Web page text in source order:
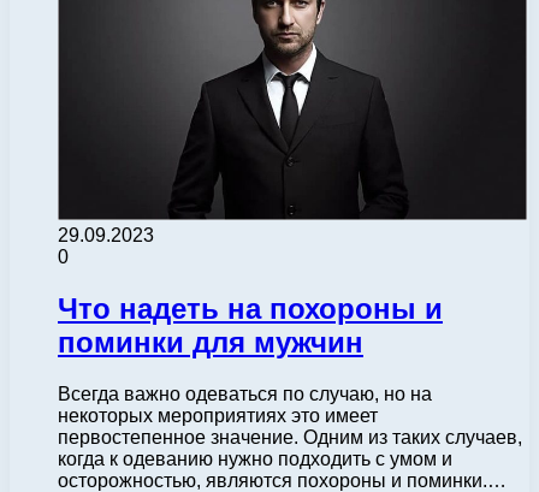
29.09.2023
0
Что надеть на похороны и
поминки для мужчин
Всегда важно одеваться по случаю, но на
некоторых мероприятиях это имеет
первостепенное значение. Одним из таких случаев,
когда к одеванию нужно подходить с умом и
осторожностью, являются похороны и поминки.…